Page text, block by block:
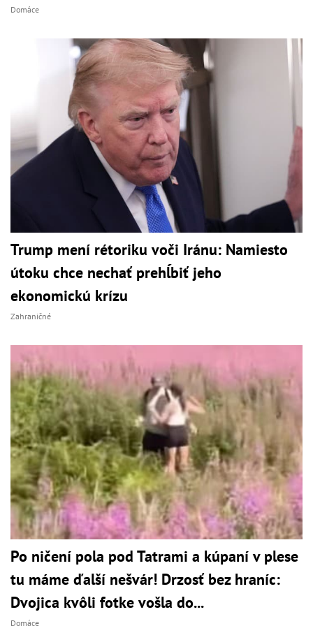
Domáce
Trump mení rétoriku voči Iránu: Namiesto
útoku chce nechať prehĺbiť jeho
ekonomickú krízu
Zahraničné
Po ničení pola pod Tatrami a kúpaní v plese
tu máme ďalší nešvár! Drzosť bez hraníc:
Dvojica kvôli fotke vošla do...
Domáce